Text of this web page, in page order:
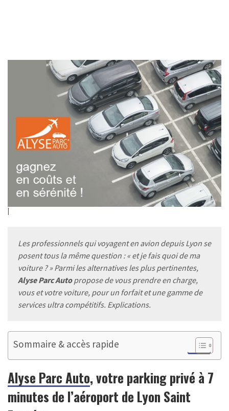
Les professionnels qui voyagent en avion depuis Lyon se
posent tous la même question : « et je fais quoi de ma
voiture ? » Parmi les alternatives les plus pertinentes,
Alyse Parc Autopropose de vous prendre en charge,
vous et votre voiture, pour un forfait et une gamme de
services ultra compétitifs. Explications.
Sommaire & accès rapide
Alyse Parc Auto, votre parking privé à 7
minutes de l’aéroport de Lyon Saint